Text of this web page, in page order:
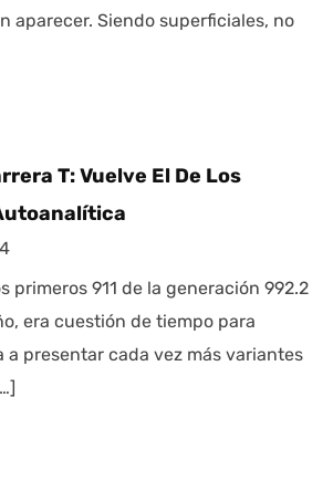
aparecer. Siendo superficiales, no
T: Vuelve El De Los
primeros 911 de la generación 992.2
era cuestión de tiempo para
a presentar cada vez más variantes